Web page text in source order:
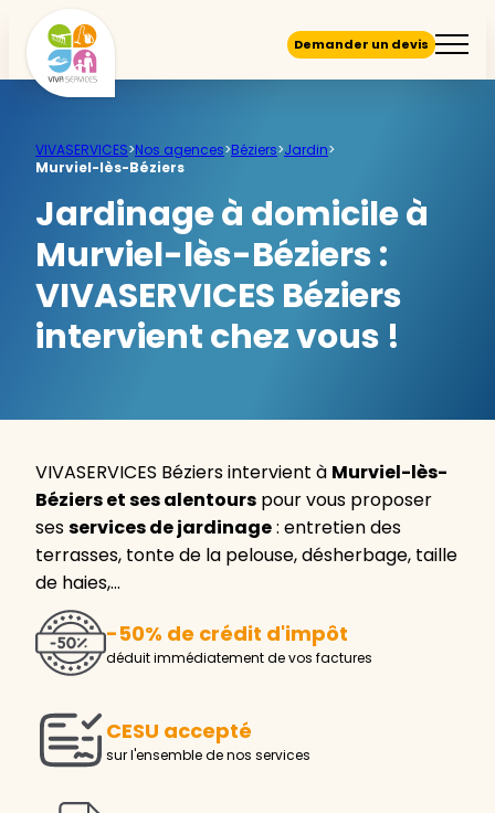
Demander un devis
VIVASERVICES>Nos agences>Béziers>Jardin>
Murviel-lès-Béziers
Jardinage à domicile à
Murviel-lès-Béziers :
VIVASERVICES Béziers
intervient chez vous !
VIVASERVICES Béziers intervient à Murviel-lès-
Béziers et ses alentours pour vous proposer
sesservices de jardinage: entretien des
terrasses, tonte de la pelouse, désherbage, taille
de haies,…
-50% de crédit d'impôt
déduit immédiatement de vos factures
CESU accepté
sur l'ensemble de nos services